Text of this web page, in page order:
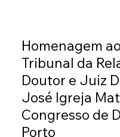
Homenagem
Tribunal da
Doutor e Juiz
José Igreja
Congresso de
Porto